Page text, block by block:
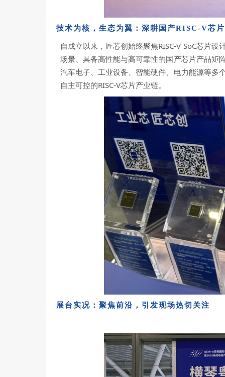
技术为核，生态为翼： 深耕国产RISC-V芯
自成立以来，匠芯创始终聚焦RISC-V SoC芯片
场景、具备高性能与高可靠性的国产芯片产品矩
汽车电子、工业设备、智能硬件、电力能源等多
自主可控的RISC-V芯片产业链。
展台实况： 聚焦前沿，引发现场热切关注